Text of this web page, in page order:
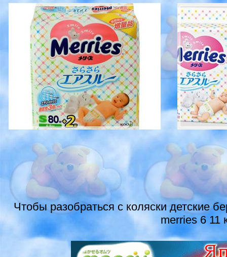
Чтобы разобраться с коляски детские
merries 6 11